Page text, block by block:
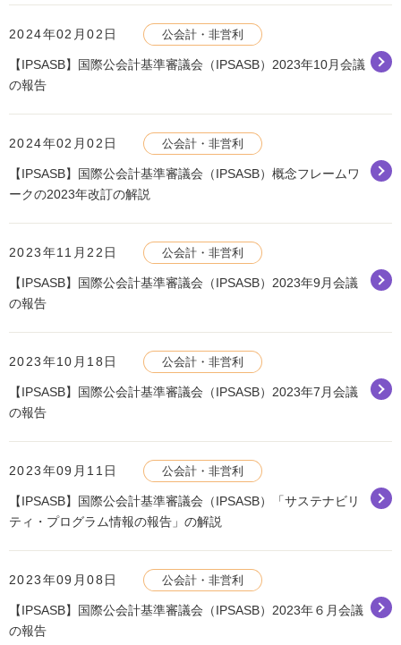
2024年02月02日 公会計・非営利
【IPSASB】国際公会計基準審議会（IPSASB）2023年10月会議
の報告
2024年02月02日 公会計・非営利
【IPSASB】国際公会計基準審議会（IPSASB）概念フレームワ
ークの2023年改訂の解説
2023年11月22日 公会計・非営利
【IPSASB】国際公会計基準審議会（IPSASB）2023年9月会議
の報告
2023年10月18日 公会計・非営利
【IPSASB】国際公会計基準審議会（IPSASB）2023年7月会議
の報告
2023年09月11日 公会計・非営利
【IPSASB】国際公会計基準審議会（IPSASB）「サステナビリ
ティ・プログラム情報の報告」の解説
2023年09月08日 公会計・非営利
【IPSASB】国際公会計基準審議会（IPSASB）2023年６月会議
の報告